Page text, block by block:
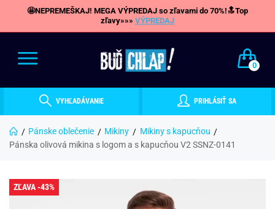
🤩NEPREMEŠKAJ! MEGA VÝPREDAJ so zľavami do 70%!🔝Top
zľavy»»» VÝPREDAJ
0
VYHĽADÁVANIE PRIHLÁSIŤ SA
Pánske oblečenie Mikiny
Mikiny s kapucňou
Pánska olivová mikina s logom a s kapucňou V2 SSNZ-0141
ZĽAVA -43%